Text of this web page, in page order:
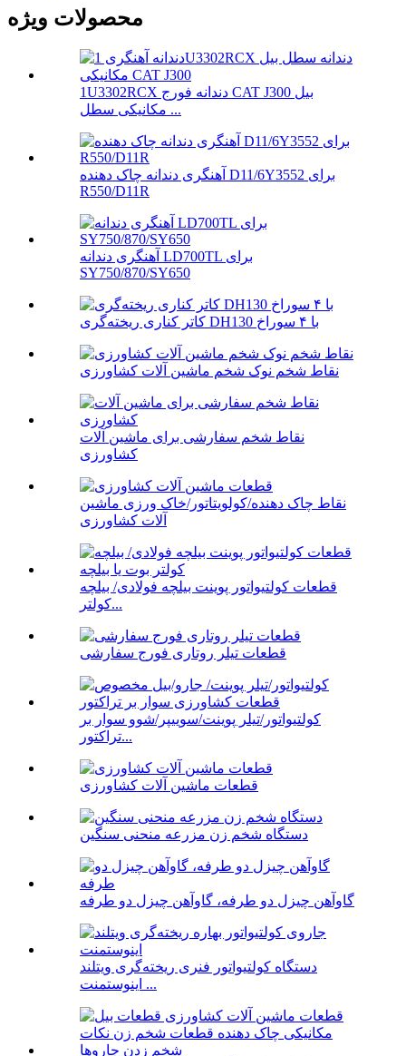
محصولات ویژه
1U3302RCX دندانه فورج CAT J300 بیل
مکانیکی سطل ...
آهنگری دندانه چاک دهنده D11/6Y3552 برای
R550/D11R
آهنگری دندانه LD700TL برای
SY750/870/SY650
کاتر کناری ریخته‌گری DH130 با ۴ سوراخ
نقاط شخم نوک شخم ماشین آلات کشاورزی
نقاط شخم سفارشی برای ماشین آلات
کشاورزی
نقاط چاک دهنده/کولویتاتور/خاک ورزی ماشین
آلات کشاورزی
قطعات کولتیواتور پوینت بیلچه فولادی/ بیلچه
کولتر...
قطعات تیلر روتاری فورج سفارشی
کولتیواتور/تیلر پوینت/سوییپر/شوو سوار بر
تراکتور...
قطعات ماشین آلات کشاورزی
دستگاه شخم زن مزرعه منحنی سنگین
گاوآهن چیزل دو طرفه، گاوآهن چیزل دو طرفه
دستگاه کولتیواتور فنری ریخته‌گری ویتلند
اینوستمنت ...